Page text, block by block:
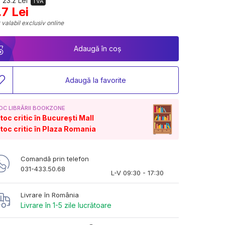
Lei
exclusiv online
Adaugă în coș
Adaugă la favorite
LIBRĂRII BOOKZONE
critic în București Mall
critic în Plaza Romania
Comandă prin telefon
031-433.50.68
L-V 09:30 - 17:30
Livrare în România
Livrare în 1-5 zile lucrătoare